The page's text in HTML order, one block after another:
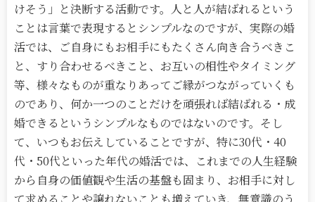
けそう」と決断する活動です。人と人が結ばれるという
ことは言葉で表現するとシンプルなのですが、実際の婚
活では、ご自身にもお相手にもたくさん向き合うべきこ
と、すり合わせるべきこと、お互いの相性やタイミング
等、様々なものが重なりあってご縁がつながっていくも
のであり、何か一つのことだけを頑張れば結ばれる・成
婚できるというシンプルなものではないのです。そし
て、いつもお伝えしていることですが、特に30代・40
代・50代といった年代の婚活では、これまでの人生経験
から自身の価値観や生活の基盤も固まり、お相手に対し